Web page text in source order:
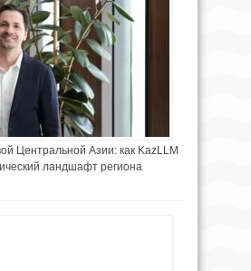
Центральной Азии: как KazLLM
ландшафт региона